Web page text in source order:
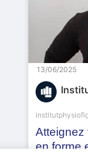
Atteignez
en forme
13/06/2025